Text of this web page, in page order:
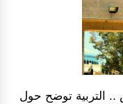
.. التربية توضح حول